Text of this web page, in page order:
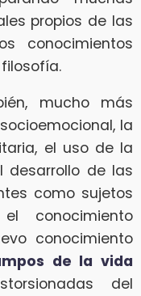
propios de las
conocimientos
mucho más
la
el uso de la
desarrollo de las
como sujetos
conocimiento
conocimiento
de la vida
del